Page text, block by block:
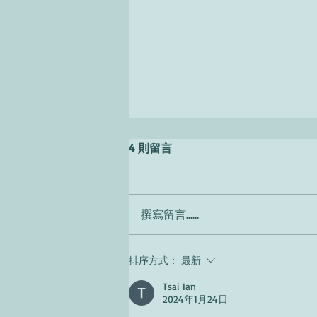
Secondo te, come sono gli
4 則留言
撰寫留言......
排序方式： 最新
Tsai Ian
2024年1月24日